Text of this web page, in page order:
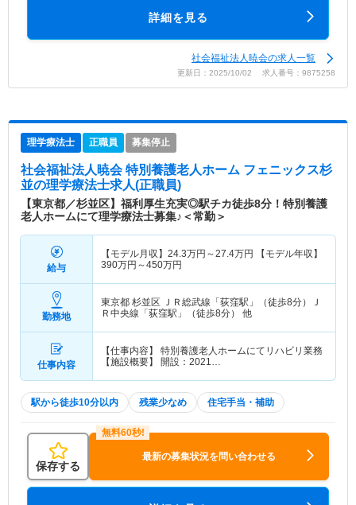
詳細を見る
社会福祉法人暁会の求人一覧
更新日：2025/10/02 求人番号：9875258
理学療法士 正職員 募集停止
社会福祉法人暁会 特別養護老人ホーム フェニックス杉
並の理学療法士求人(正職員)
【東京都／杉並区】福利厚生充実◎駅チカ徒歩8分！特別養護
老人ホームにて理学療法士募集♪＜常勤＞
給与
【モデル月収】 24.3万円～27.4万円 【モデル年収】
390万円～450万円
勤務地
東京都 杉並区
ＪＲ総武線「荻窪駅」（徒歩8分）Ｊ
Ｒ中央線「荻窪駅」（徒歩8分） 他
仕事内容
【仕事内容】 特別養護老人ホームにてリハビリ業務
【施設概要】 開設：2021…
駅から徒歩10分以内 残業少なめ 住宅手当・補助
保存する
最新の募集状況を問い合わせる